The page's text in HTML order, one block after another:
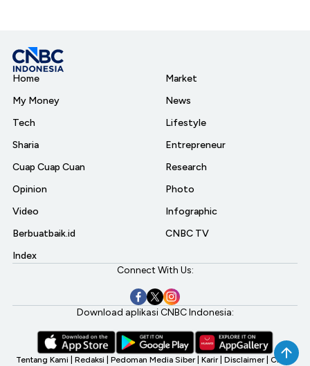
Home
My Money
Tech
Sharia
Cuap Cuap Cuan
Opinion
Video
Berbuatbaik.id
Index
Market
News
Lifestyle
Entrepreneur
Research
Photo
Infographic
CNBC TV
Connect With Us:
Download aplikasi CNBC Indonesia:
Tentang Kami Redaksi Pedoman Media Siber Karir Disclaimer CNBC